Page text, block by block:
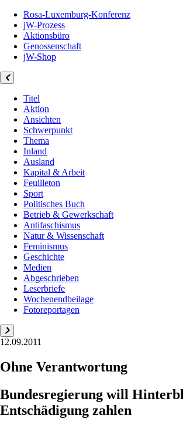
Rosa-Luxemburg-Konferenz
jW-Prozess
Aktionsbüro
Genossenschaft
jW-Shop
Titel
Aktion
Ansichten
Schwerpunkt
Thema
Inland
Ausland
Kapital & Arbeit
Feuilleton
Sport
Politisches Buch
Betrieb & Gewerkschaft
Antifaschismus
Natur & Wissenschaft
Feminismus
Geschichte
Medien
Abgeschrieben
Leserbriefe
Wochenendbeilage
Fotoreportagen
12.09.2011
Ohne Verantwortung
Bundesregierung will
Entschädigung zahlen